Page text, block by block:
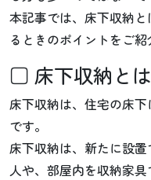
本記事では、床下収納
るときのポイントをご紹
□ 床下収納と
床下収納は、住宅の床
です。
床下収納は、新たに設
人や、部屋内を収納家